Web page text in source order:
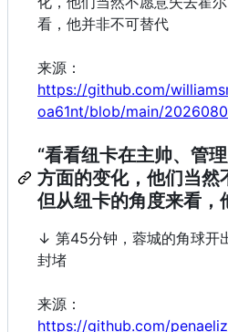
看，他并非不可替代
来源：
https://github.com/
oa61nt/blob/main/
“看看纽卡在主帅、管
方面的变化，他们当然
但从纽卡的角度来看，
↓ 第45分钟，蓉城的角球开
封堵
来源：
https://github.com/